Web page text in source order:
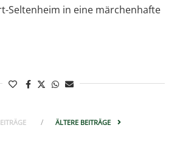
Seltenheim in eine märchenhafte
ÄLTERE BEITRÄGE